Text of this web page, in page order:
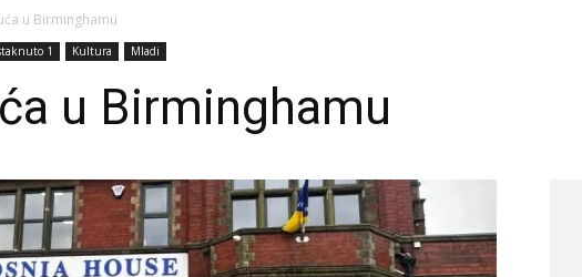
u Birminghamu
1 Kultura Mladi
u Birminghamu